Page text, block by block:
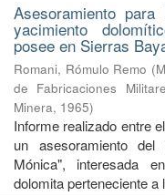
Asesoramiento
yacimiento
posee en Sierras
Romani, Rómulo Remo (
de Fabricaciones
Minera, 1965)
Informe realizado entre
un asesoramiento
Mónica", interesada
dolomita perteneciente